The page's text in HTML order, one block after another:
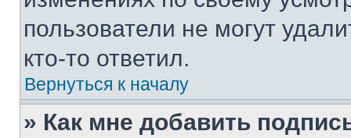
пользователи не могут
кто-то ответил.
Вернуться к началу
» Как мне добавить